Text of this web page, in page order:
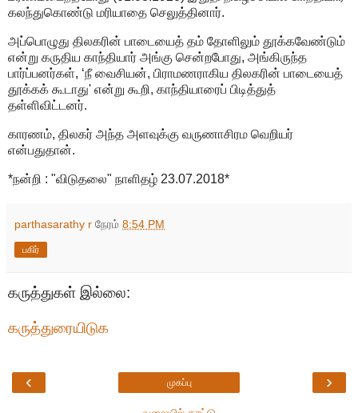
கலந்துகொண்டு மரியாதை செலுத்தினார்.
அப்பொழுது திலகரின் பாடையைத் தம் தோளிலும் தூக்கவேண்டும்
என்று கருதிய காந்தியார் அங்கு சென்றபோது, அங்கிருந்த
பார்ப்பனர்கள், ‘நீ வைசியன், பிராமணராகிய திலகரின் பாடையைத்
தூக்கக் கூடாது' என்று கூறி, காந்தியாரைப் பிடித்துத்
தள்ளிவிட்டனர்.
காரணம், திலகர் அந்த அளவுக்கு வருணாசிரம வெறியர்
என்பதுதான்.
*நன்றி : "விடுதலை" நாளிதழ் 23.07.2018*
parthasarathy r நேரம் 8:54 PM
பகிர்
கருத்துகள் இல்லை:
கருத்துரையிடுக
‹ ›
முகப்பு